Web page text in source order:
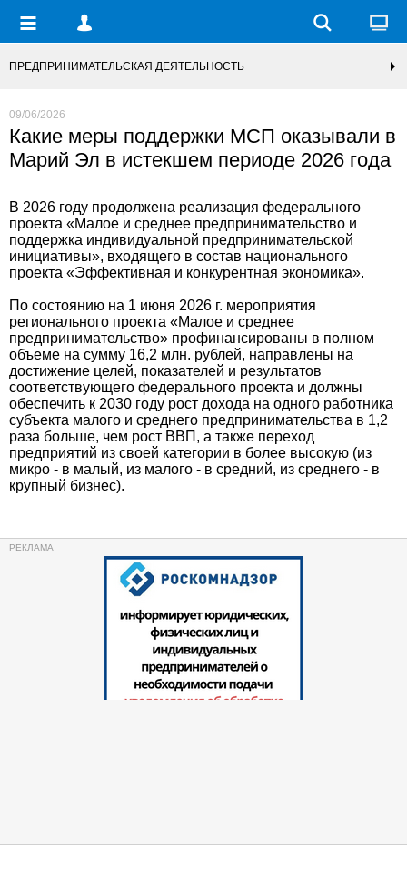
ПРЕДПРИНИМАТЕЛЬСКАЯ ДЕЯТЕЛЬНОСТЬ
09/06/2026
Какие меры поддержки МСП оказывали в
Марий Эл в истекшем периоде 2026 года
В 2026 году продолжена реализация федерального
проекта «Малое и среднее предпринимательство и
поддержка индивидуальной предпринимательской
инициативы», входящего в состав национального
проекта «Эффективная и конкурентная экономика».
По состоянию на 1 июня 2026 г. мероприятия
регионального проекта «Малое и среднее
предпринимательство» профинансированы в полном
объеме на сумму 16,2 млн. рублей, направлены на
достижение целей, показателей и результатов
соответствующего федерального проекта и должны
обеспечить к 2030 году рост дохода на одного работника
субъекта малого и среднего предпринимательства в 1,2
раза больше, чем рост ВВП, а также переход
предприятий из своей категории в более высокую (из
микро - в малый, из малого - в средний, из среднего - в
крупный бизнес).